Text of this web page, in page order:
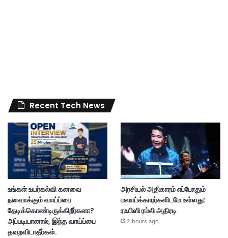
Recent Tech News
உங்கள் உயர்கல்வி கனவை
நனவாக்கும் வாய்ப்பை
தேடிக்கொண்டிருக்கிறீர்களா?
அப்படியானால், இந்த வாய்ப்பை
தவறவிடாதீர்கள்.
அரசியல் அதிகாரம் எப்போதும்
மலாய்க்காரர்களிடமே உள்ளது:
ரஃபிஸி ரம்லி அதிரடி
2 hours ago